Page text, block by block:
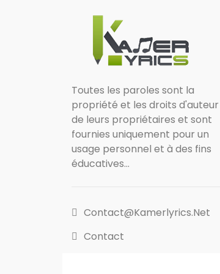
Toutes les paroles sont la
propriété et les droits d'auteur
de leurs propriétaires et sont
fournies uniquement pour un
usage personnel et à des fins
éducatives...
Contact@kamerlyrics.net
Contact